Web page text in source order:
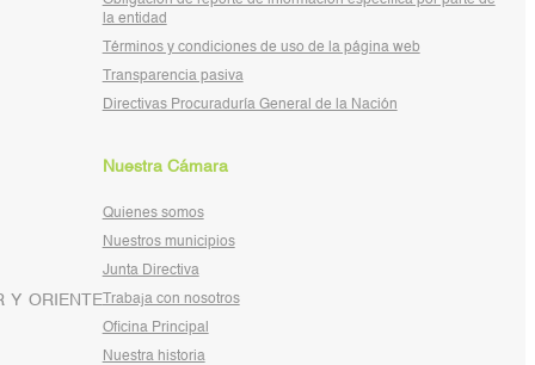
Y ORIENTE
la entidad
Términos y condiciones de uso de la página web
Transparencia pasiva
Directivas Procuraduría General de la Nación
Nuestra Cámara
Quienes somos
Nuestros municipios
Junta Directiva
Trabaja con nosotros
Oficina Principal
Nuestra historia